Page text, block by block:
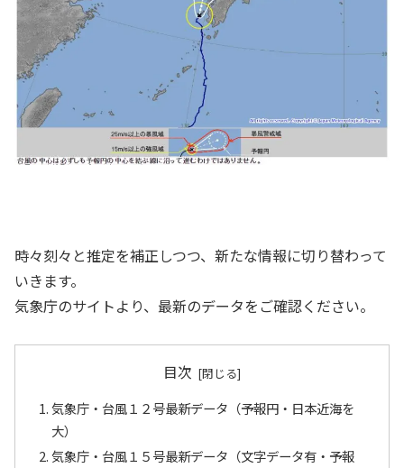
時々刻々と推定を補正しつつ、新たな情報に切り替わって
いきます。
気象庁のサイトより、最新のデータをご確認ください。
目次
気象庁・台風１２号最新データ（予報円・日本近海を
大）
気象庁・台風１５号最新データ（文字データ有・予報